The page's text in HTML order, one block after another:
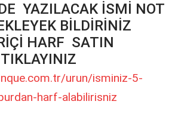
YAZILACAK İSMİ NOT
BİLDİRİNİZ
HARF SATIN
urun/isminiz-5-
harf-alabilirisniz